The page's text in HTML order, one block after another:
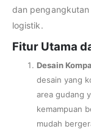
dan
logistik.
Fitur Utama
Desain
desain yang
area gudang
kemampuan
mudah